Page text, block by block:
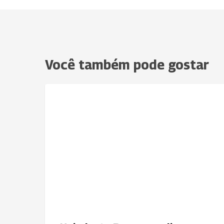
Você também pode gostar